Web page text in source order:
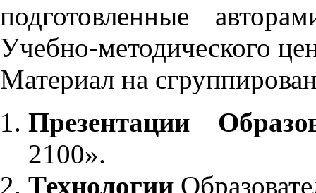
подготовленные
Учебно-методического
Материал на
Презентации
2100».
Технологии